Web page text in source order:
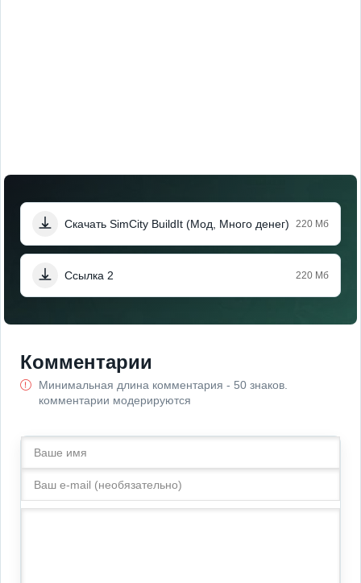
Скачать SimCity BuildIt (Мод, Много денег) 220 Мб
Ссылка 2 220 Мб
Комментарии
Минимальная длина комментария - 50 знаков.
комментарии модерируются